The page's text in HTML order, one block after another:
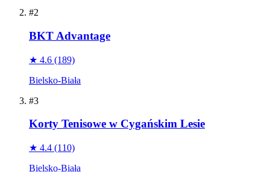
#2
BKT Advantage
★ 4.6 (189)
Bielsko-Biała
#3
Korty Tenisowe w Cygańskim Lesie
★ 4.4 (110)
Bielsko-Biała